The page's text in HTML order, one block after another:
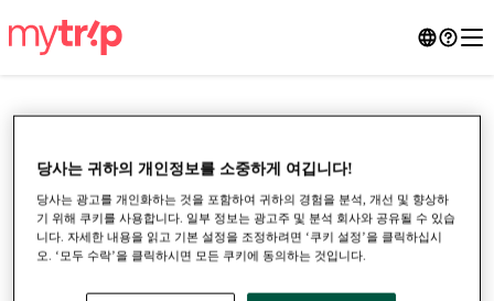
당사는 귀하의 개인정보를 소중하게 여깁니다!
당사는 광고를 개인화하는 것을 포함하여 귀하의 경험을 분석, 개선 및 향상하
기 위해 쿠키를 사용합니다. 일부 정보는 광고주 및 분석 회사와 공유될 수 있습
니다. 자세한 내용을 읽고 기본 설정을 조정하려면 ‘쿠키 설정’을 클릭하십시
오. ‘모두 수락’을 클릭하시면 모든 쿠키에 동의하는 것입니다.